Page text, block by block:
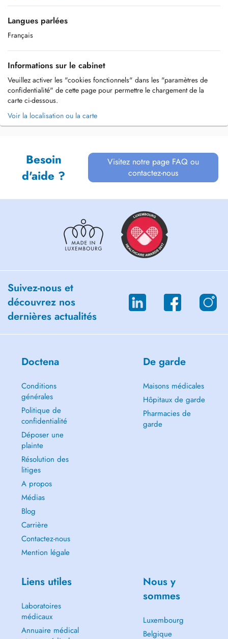
Langues parlées
Français
Informations sur le cabinet
Veuillez activer les "cookies fonctionnels" dans les "paramètres de
confidentialité" de cette page pour permettre le chargement de la
carte ci-dessous.
Voir la localisation ou la carte
Besoin
d'aide ?
Visitez notre page FAQ ou
contactez-nous
Suivez-nous et
découvrez nos
dernières actualités
Doctena
Conditions
générales
Politique de
confidentialité
Déposer une
plainte
Résolution des
litiges
A propos
Médias
Blog
Carrière
Contactez-nous
Mention légale
De garde
Maisons médicales
Hôpitaux de garde
Pharmacies de
garde
Liens utiles
Laboratoires
médicaux
Annuaire médical
Nous y
sommes
Luxembourg
Belgique